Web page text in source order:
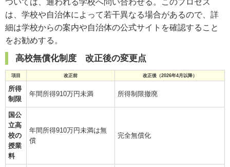
は、学校や自治体によって若干異なる場合があるので、詳
細は学校からの案内や自治体の公式サイトを確認すること
をお勧めする。
高校無償化制度 改正後の変更点
項目 改正前 改正後（2026年4月以降）
所得
制限
年間所得910万円未満 所得制限撤廃
国公
立高
校の
授業
料
年間所得910万円未満は無
償
完全無償化